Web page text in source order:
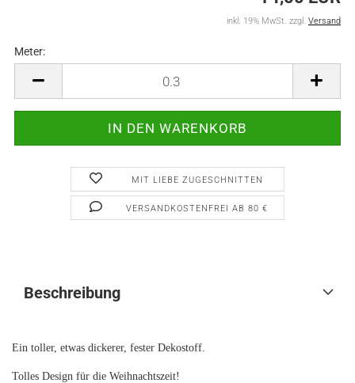
inkl. 19% MwSt. zzgl. Versand
Meter:
MIT LIEBE ZUGESCHNITTEN
VERSANDKOSTENFREI AB 80 €
Beschreibung
Ein toller, etwas dickerer, fester Dekostoff.
Tolles Design für die Weihnachtszeit!